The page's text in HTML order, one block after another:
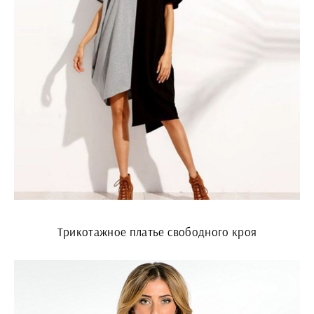
Трикотажное платье свободного кроя